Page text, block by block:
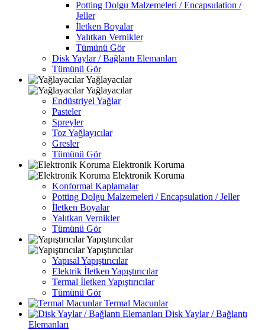
Potting Dolgu Malzemeleri / Encapsulation /
Jeller
İletken Boyalar
Yalıtkan Vernikler
Tümünü Gör
Disk Yaylar / Bağlantı Elemanları
Tümünü Gör
Yağlayacılar
Yağlayacılar
Endüstriyel Yağlar
Pasteler
Spreyler
Toz Yağlayıcılar
Gresler
Tümünü Gör
Elektronik Koruma
Elektronik Koruma
Konformal Kaplamalar
Potting Dolgu Malzemeleri / Encapsulation / Jeller
İletken Boyalar
Yalıtkan Vernikler
Tümünü Gör
Yapıştırıcılar
Yapıştırıcılar
Yapısal Yapıştırıcılar
Elektrik İletken Yapıştırıcılar
Termal İletken Yapıştırıcılar
Tümünü Gör
Termal Macunlar
Disk Yaylar / Bağlantı
Elemanları